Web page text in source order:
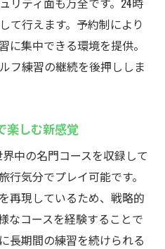
て行えます。予約制により
に集中できる環境を提供。
フ練習の継続を後押ししま
楽しむ新感覚
中の名門コースを収録して
行気分でプレイ可能です。
再現しているため、戦略的
なコースを経験することで
長期間の練習を続けられる